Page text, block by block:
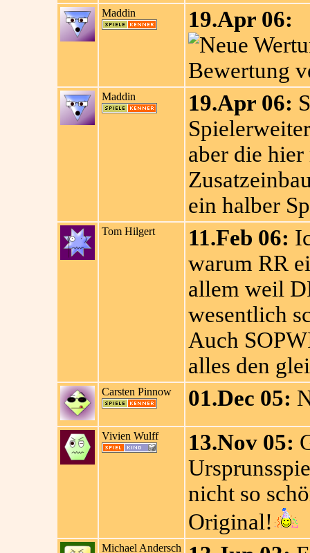
Maddin 19.Apr 06:
Bewertung
Maddin 19.Apr 06:
aber die hier
ein halber
Tom Hilgert 11.Feb 06:
warum RR
allem weil
wesentlich
Auch
alles den
Carsten Pinnow 01.Dec 05:
Vivien Wulff 13.Nov 05:
nicht so
Original!
Michael Andersch